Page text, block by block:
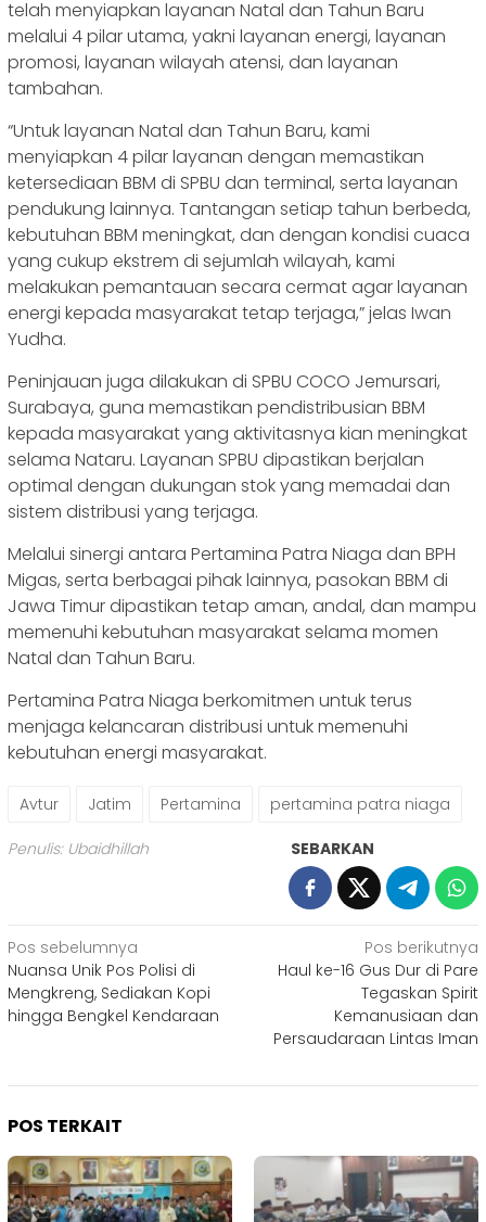
telah menyiapkan layanan Natal dan Tahun Baru
melalui 4 pilar utama, yakni layanan energi, layanan
promosi, layanan wilayah atensi, dan layanan
tambahan.
“Untuk layanan Natal dan Tahun Baru, kami
menyiapkan 4 pilar layanan dengan memastikan
ketersediaan BBM di SPBU dan terminal, serta layanan
pendukung lainnya. Tantangan setiap tahun berbeda,
kebutuhan BBM meningkat, dan dengan kondisi cuaca
yang cukup ekstrem di sejumlah wilayah, kami
melakukan pemantauan secara cermat agar layanan
energi kepada masyarakat tetap terjaga,” jelas Iwan
Yudha.
Peninjauan juga dilakukan di SPBU COCO Jemursari,
Surabaya, guna memastikan pendistribusian BBM
kepada masyarakat yang aktivitasnya kian meningkat
selama Nataru. Layanan SPBU dipastikan berjalan
optimal dengan dukungan stok yang memadai dan
sistem distribusi yang terjaga.
Melalui sinergi antara Pertamina Patra Niaga dan BPH
Migas, serta berbagai pihak lainnya, pasokan BBM di
Jawa Timur dipastikan tetap aman, andal, dan mampu
memenuhi kebutuhan masyarakat selama momen
Natal dan Tahun Baru.
Pertamina Patra Niaga berkomitmen untuk terus
menjaga kelancaran distribusi untuk memenuhi
kebutuhan energi masyarakat.
Avtur Jatim Pertamina pertamina patra niaga
Penulis: Ubaidhillah SEBARKAN
Navigasi
pos
Pos sebelumnya
Nuansa Unik Pos Polisi di
Mengkreng, Sediakan Kopi
hingga Bengkel Kendaraan
Pos berikutnya
Haul ke-16 Gus Dur di Pare
Tegaskan Spirit
Kemanusiaan dan
Persaudaraan Lintas Iman
POS TERKAIT